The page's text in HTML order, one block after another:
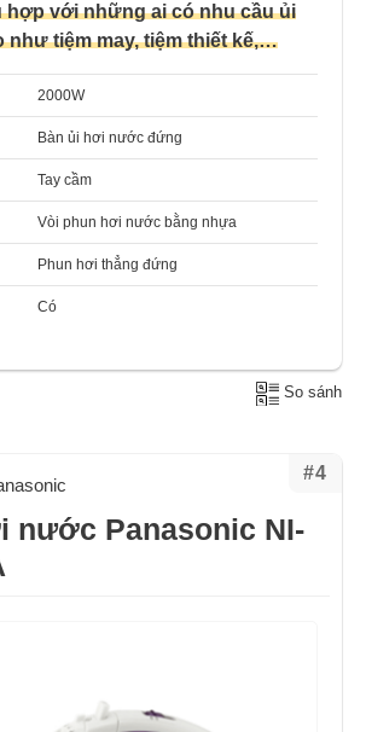
hợp với những ai có nhu cầu ủi
như tiệm may, tiệm thiết kế,…
2000W
Bàn ủi hơi nước đứng
Tay cầm
Vòi phun hơi nước bằng nhựa
Phun hơi thẳng đứng
Có
So sánh
#4
nước Panasonic NI-